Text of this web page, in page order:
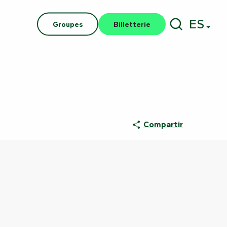
Groupes Billetterie ES
Compartir